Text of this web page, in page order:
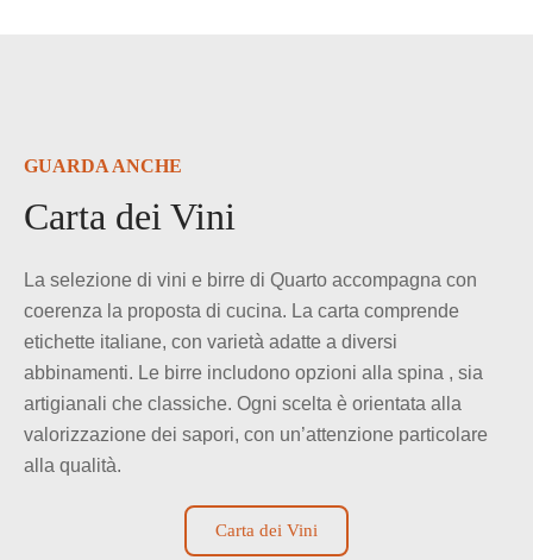
GUARDA ANCHE
Carta dei Vini
La selezione di vini e birre di Quarto accompagna con
coerenza la proposta di cucina. La carta comprende
etichette italiane, con varietà adatte a diversi
abbinamenti. Le birre includono opzioni alla spina , sia
artigianali che classiche. Ogni scelta è orientata alla
valorizzazione dei sapori, con un’attenzione particolare
alla qualità.
Carta dei Vini